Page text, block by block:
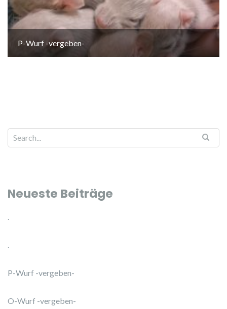
P-Wurf -vergeben-
Search for:
Neueste Beiträge
.
.
P-Wurf -vergeben-
O-Wurf -vergeben-